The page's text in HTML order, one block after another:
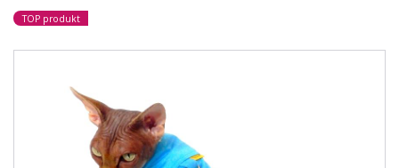
TOP produkt